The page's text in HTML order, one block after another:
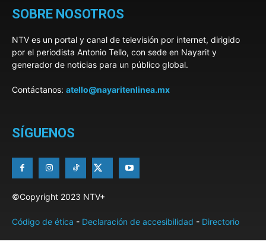
SOBRE NOSOTROS
NTV es un portal y canal de televisión por internet, dirigido
por el periodista Antonio Tello, con sede en Nayarit y
generador de noticias para un público global.
Contáctanos: atello@nayaritenlinea.mx
SÍGUENOS
©Copyright 2023 NTV+
Código de ética - Declaración de accesibilidad - Directorio